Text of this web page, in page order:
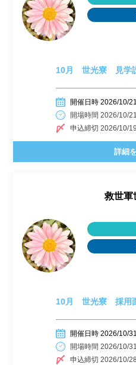
10月 世光寮 見学
開催日時 2026/10/
開場時間 2026/10/
申込締切 2026/10/
詳細
救世軍
10月 世光寮 採用
開催日時 2026/10/
開場時間 2026/10/
申込締切 2026/10/